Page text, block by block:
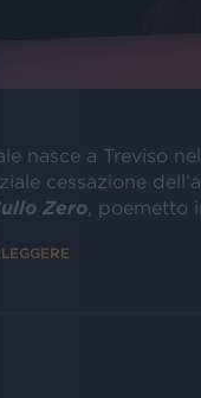
nasce a Treviso
cessazione
Zero, poemetto